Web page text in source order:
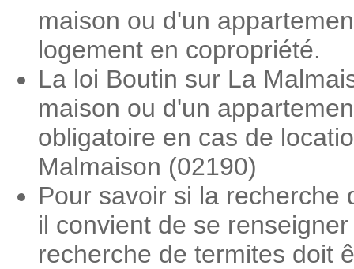
maison ou d'un
logement en copropriété.
La loi Boutin sur La
maison ou d'un
obligatoire en cas de
Malmaison (02190)
Pour savoir si la recherche
il convient de se
recherche de termites doit